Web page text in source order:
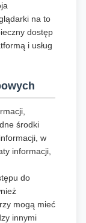
na to
dostęp
i usług
środki
w
informacji,
do
mogą mieć
innymi